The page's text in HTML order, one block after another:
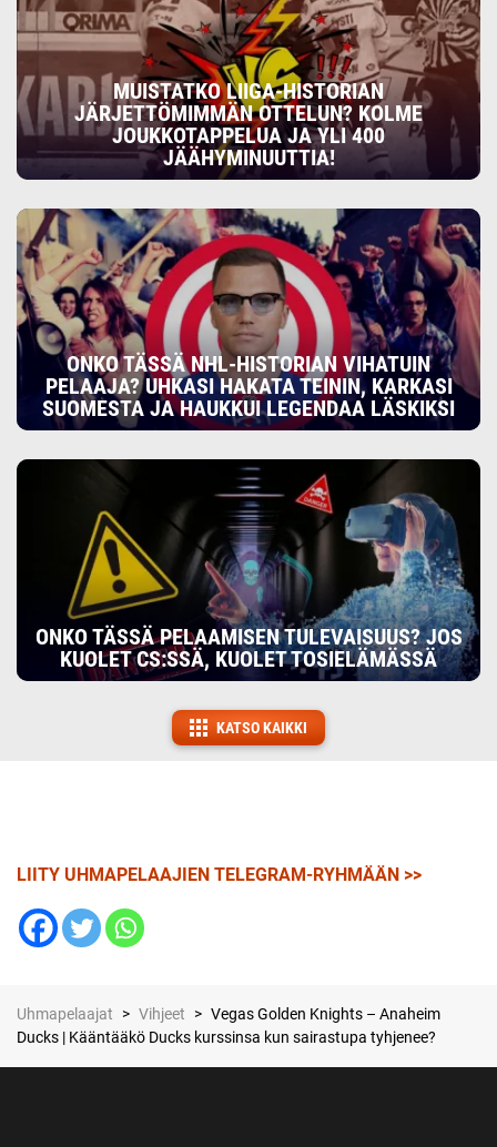
MUISTATKO LIIGA-HISTORIAN
JÄRJETTÖMIMMÄN OTTELUN? KOLME
JOUKKOTAPPELUA JA YLI 400
JÄÄHYMINUUTTIA!
ONKO TÄSSÄ NHL-HISTORIAN VIHATUIN
PELAAJA? UHKASI HAKATA TEININ, KARKASI
SUOMESTA JA HAUKKUI LEGENDAA LÄSKIKSI
ONKO TÄSSÄ PELAAMISEN TULEVAISUUS? JOS
KUOLET CS:SSÄ, KUOLET TOSIELÄMÄSSÄ
KATSO KAIKKI
LIITY UHMAPELAAJIEN TELEGRAM-RYHMÄÄN >>
Uhmapelaajat > Vihjeet > Vegas Golden Knights – Anaheim
Ducks | Kääntääkö Ducks kurssinsa kun sairastupa tyhjenee?